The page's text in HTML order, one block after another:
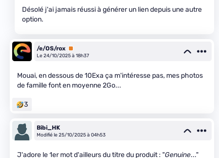
Désolé j'ai jamais réussi à générer un lien depuis une autre
option.
/e/OS/rox Premium
Le 24/10/2025 à 18h37
Mouai, en dessous de 10Exa ça m'intéresse pas, mes photos
de famille font en moyenne 2Go...
3
Bibi_HK
Modifié le 25/10/2025 à 04h53
J'adore le 1er mot d'ailleurs du titre du produit : "Genuine..."